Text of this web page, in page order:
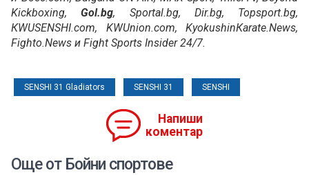
Kickboxing,Gol.bg, Sportal.bg, Dir.bg, Topsport.bg,
КWUSENSHI.com, KWUnion.com, KyokushinКarate.News,
Fighto.News и Fight Sports Insider 24/7.
SENSHI 31 Gladiators SENSHI 31 SENSHI
Напиши
коментар
Още от Бойни спортове